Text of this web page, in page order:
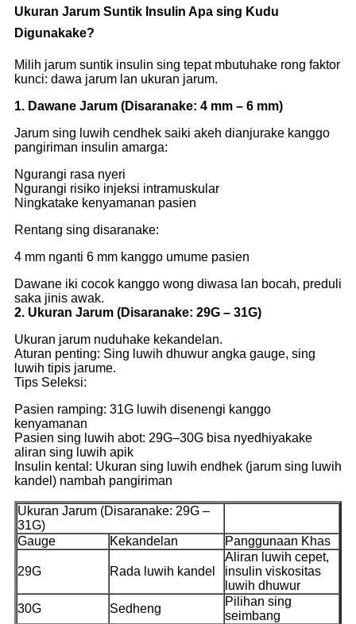
Ukuran Jarum Suntik Insulin Apa sing Kudu
Digunakake?
Milih jarum suntik insulin sing tepat mbutuhake rong faktor
kunci: dawa jarum lan ukuran jarum.
1. Dawane Jarum (Disaranake: 4 mm – 6 mm)
Jarum sing luwih cendhek saiki akeh dianjurake kanggo
pangiriman insulin amarga:
Ngurangi rasa nyeri
Ngurangi risiko injeksi intramuskular
Ningkatake kenyamanan pasien
Rentang sing disaranake:
4 mm nganti 6 mm kanggo umume pasien
Dawane iki cocok kanggo wong diwasa lan bocah, preduli
saka jinis awak.
2. Ukuran Jarum (Disaranake: 29G – 31G)
Ukuran jarum nuduhake kekandelan.
Aturan penting: Sing luwih dhuwur angka gauge, sing
luwih tipis jarume.
Tips Seleksi:
Pasien ramping: 31G luwih disenengi kanggo
kenyamanan
Pasien sing luwih abot: 29G–30G bisa nyedhiyakake
aliran sing luwih apik
Insulin kental: Ukuran sing luwih endhek (jarum sing luwih
kandel) nambah pangiriman
Ukuran Jarum (Disaranake: 29G –
31G)
Gauge
Kekandelan Panggunaan Khas
29G Rada luwih kandel
Aliran luwih cepet,
insulin viskositas
luwih dhuwur
30G
Sedheng
Pilihan sing
seimbang